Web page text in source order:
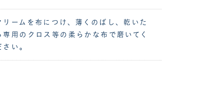
リームを布につけ、薄くのばし、乾いた
専用のクロス等の柔らかな布で磨いてく
さい。